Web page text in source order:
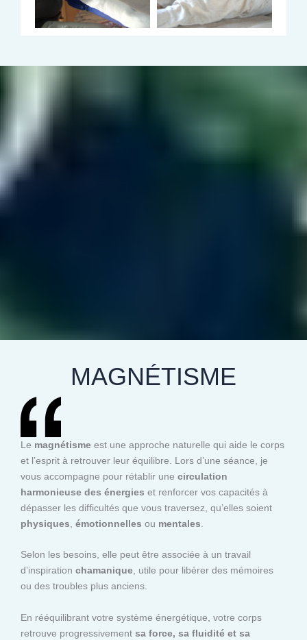
MAGNÉTISME
Le magnétisme est une approche naturelle qui aide le corps
et l’esprit à retrouver leur équilibre. Lors d’une séance, je
vous accompagne pour rétablir une circulation
harmonieuse des énergies et renforcer vos capacités à
dépasser les difficultés que vous traversez, qu’elles soient
physiques émotionnelles ou mentales
Selon les besoins, elle peut être associée à un travail
d’inspiration chamanique, utile pour libérer des mémoires
ou des troubles plus anciens.
En rééquilibrant votre système énergétique, votre corps
retrouve progressivement sa force, sa fluidité et sa